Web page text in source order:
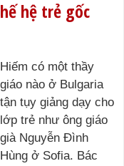
hệ trẻ gốc
Hiếm có một thầy
giáo nào ở Bulgaria
tận tụy giảng dạy cho
lớp trẻ như ông giáo
già Nguyễn Đình
Hùng ở Sofia. Bác